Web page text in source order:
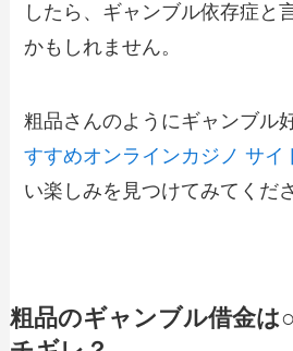
したら、ギャンブル依存症と
かもしれません。
粗品さんのようにギャンブル
すすめオンラインカジノ サイ
い楽しみを見つけてみてくだ
粗品のギャンブル借金は